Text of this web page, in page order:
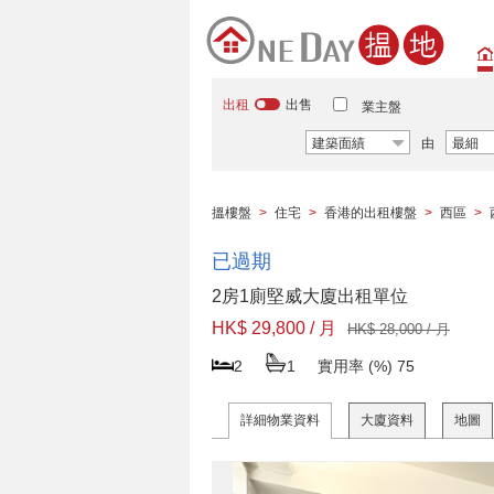
出租 出售 業主盤
建築面績 由 最細
搵樓盤 > 住宅 > 香港的出租樓盤 > 西區 >
已過期
2房1廁堅威大廈出租單位
HK$ 29,800 / 月
HK$ 28,000 / 月
2 1 實用率 (%) 75
詳細物業資料 大廈資料 地圖